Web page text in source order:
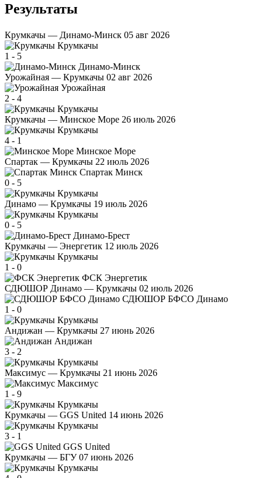
Результаты
Крумкачы — Динамо-Минск 05 авг 2026
Крумкачы
1 - 5
Динамо-Минск
Урожайная — Крумкачы 02 авг 2026
Урожайная
2 - 4
Крумкачы
Крумкачы — Минское Море 26 июль 2026
Крумкачы
4 - 1
Минское Море
Спартак — Крумкачы 22 июль 2026
Спартак Минск
0 - 5
Крумкачы
Динамо — Крумкачы 19 июль 2026
Крумкачы
0 - 5
Динамо-Брест
Крумкачы — Энергетик 12 июль 2026
Крумкачы
1 - 0
ФСК Энергетик
СДЮШОР Динамо — Крумкачы 02 июль 2026
СДЮШОР БФСО Динамо
1 - 0
Крумкачы
Андижан — Крумкачы 27 июнь 2026
Андижан
3 - 2
Крумкачы
Максимус — Крумкачы 21 июнь 2026
Максимус
1 - 9
Крумкачы
Крумкачы — GGS United 14 июнь 2026
Крумкачы
3 - 1
GGS United
Крумкачы — БГУ 07 июнь 2026
Крумкачы